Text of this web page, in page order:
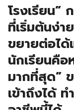
โรงเรียน”
ที่เริ่มต้นง่า
ขยายต่อได้
นักเรียนคือ
มากที่สุด”
เข้าถึงได้